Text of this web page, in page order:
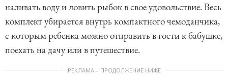
наливать воду и ловить рыбок в свое удовольствие. Весь
комплект убирается внутрь компактного чемоданчика,
с которым ребенка можно отправить в гости к бабушке,
поехать на дачу или в путешествие.
РЕКЛАМА – ПРОДОЛЖЕНИЕ НИЖЕ